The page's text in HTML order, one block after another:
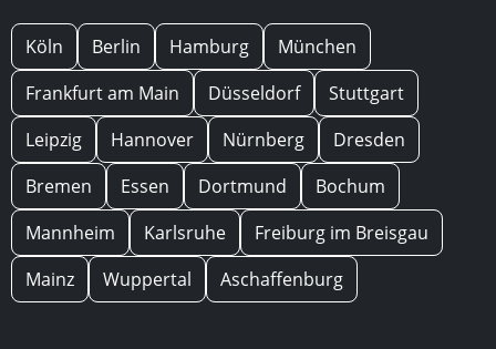
Köln Berlin Hamburg
München
Frankfurt am Main
Düsseldorf
Stuttgart
Leipzig
Hannover Nürnberg
Dresden
Bremen
Essen Dortmund
Bochum
Mannheim
Karlsruhe
Freiburg im Breisgau
Mainz
Wuppertal Aschaffenburg